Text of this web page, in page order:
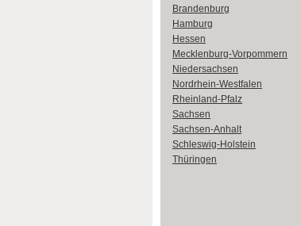
Brandenburg
Hamburg
Hessen
Mecklenburg-Vorpommern
Niedersachsen
Nordrhein-Westfalen
Rheinland-Pfalz
Sachsen
Sachsen-Anhalt
Schleswig-Holstein
Thüringen